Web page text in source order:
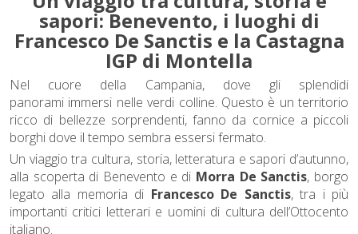
sapori: Benevento, i luoghi di
Francesco De Sanctis e la Castagna
IGP di Montella
Nel cuore della Campania, dove gli splendidi
panorami immersi nelle verdi colline. Questo è un territorio
ricco di bellezze sorprendenti, fanno da cornice a piccoli
borghi dove il tempo sembra essersi fermato.
Un viaggio tra cultura, storia, letteratura e sapori d’autunno,
alla scoperta di Benevento e di Morra De Sanctis, borgo
legato alla memoria di Francesco De Sanctis, tra i più
importanti critici letterari e uomini di cultura dell’Ottocento
italiano.